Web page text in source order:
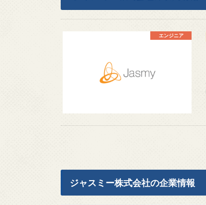
エンジニア
ジャスミー株式会社の企業情報